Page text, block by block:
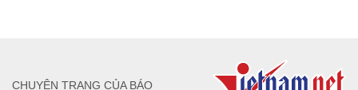
CHUYÊN TRANG CỦA BÁO